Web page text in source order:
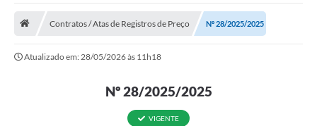
Contratos / Atas de Registros de Preço Nº 28/2025/2025
Atualizado em: 28/05/2026 às 11h18
Nº 28/2025/2025
VIGENTE